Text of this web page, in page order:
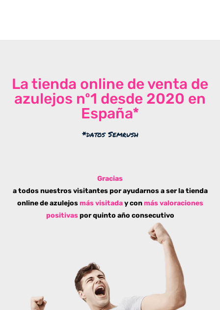
La tienda online de venta de
azulejos nº1 desde 2020 en
España*
*datos Semrush
Gracias
a todos nuestros visitantes por ayudarnos a ser la tienda
online de azulejos más visitaday conmás valoraciones
positivaspor quinto año consecutivo